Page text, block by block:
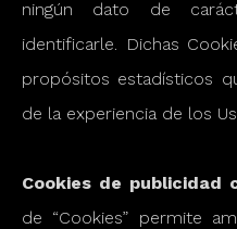
ningún dato de
identificarle. Dichas
propósitos estadísticos
de la experiencia de los
Cookies de publicidad
de “Cookies” permite